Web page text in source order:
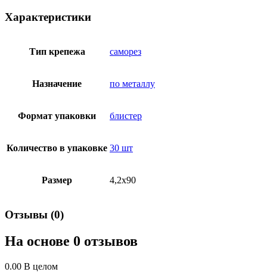
Характеристики
Тип крепежа саморез
Назначение по металлу
Формат упаковки блистер
Количество в упаковке 30 шт
Размер 4,2х90
Отзывы (0)
На основе 0 отзывов
0.00 В целом